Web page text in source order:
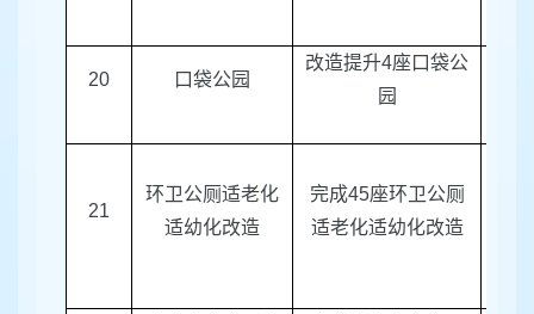
20 口袋公园
改造提升4座口袋公
园
21
环卫公厕适老化
适幼化改造
完成45座环卫公厕
适老化适幼化改造